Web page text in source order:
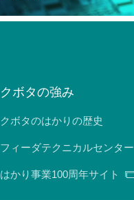
クボタの強み
クボタのはかりの歴史
フィーダテクニカルセンター
はかり事業100周年サイト